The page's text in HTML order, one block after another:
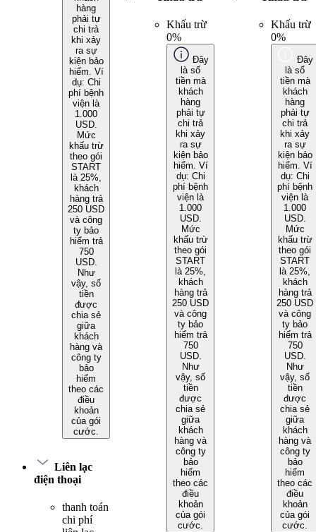
hàng
phải tự
chi trả
khi xảy
ra sự
kiện bảo
hiểm. Ví
dụ: Chi
phí bệnh
viện là
1.000
USD.
Mức
khấu trừ
theo gói
START
là 25%,
khách
hàng trả
250 USD
và công
ty bảo
hiểm trả
750
USD.
Như
vậy, số
tiền
được
chia sẻ
giữa
khách
hàng và
công ty
bảo
hiểm
theo các
điều
khoản
của gói
cước.
Liên lạc
điện thoại
thanh toán
chi phí
Khấu trừ
0%
Đây
là số
tiền mà
khách
hàng
phải tự
chi trả
khi xảy
ra sự
kiện bảo
hiểm. Ví
dụ: Chi
phí bệnh
viện là
1.000
USD.
Mức
khấu trừ
theo gói
START
là 25%,
khách
hàng trả
250 USD
và công
ty bảo
hiểm trả
750
USD.
Như
vậy, số
tiền
được
chia sẻ
giữa
khách
hàng và
công ty
bảo
hiểm
theo các
điều
khoản
của gói
cước.
Khấu trừ
0%
Đây
là số
tiền mà
khách
hàng
phải tự
chi trả
khi xảy
ra sự
kiện bảo
hiểm. Ví
dụ: Chi
phí bệnh
viện là
1.000
USD.
Mức
khấu trừ
theo gói
START
là 25%,
khách
hàng trả
250 USD
và công
ty bảo
hiểm trả
750
USD.
Như
vậy, số
tiền
được
chia sẻ
giữa
khách
hàng và
công ty
bảo
hiểm
theo các
điều
khoản
của gói
cước.